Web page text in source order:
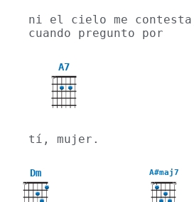
ni el cielo me
cuando pregunto por
A7
X
tí, mujer.
Dm
X
A#maj7
X X